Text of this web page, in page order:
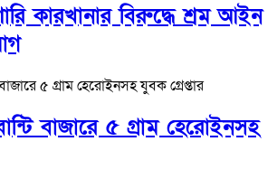
কারখানার বিরুদ্ধে শ্রম আইন
বাজারে ৫ গ্রাম হেরোইনসহ